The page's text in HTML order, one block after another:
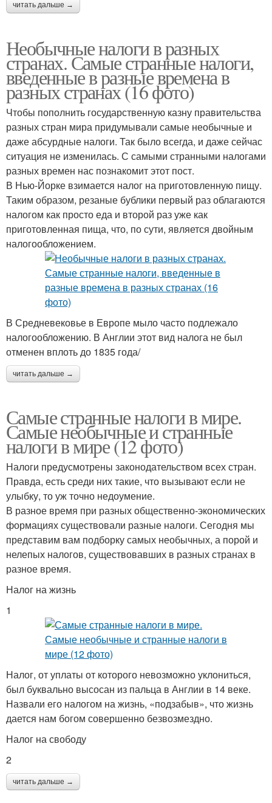
читать дальше →
Необычные налоги в разных
странах. Самые странные налоги,
введенные в разные времена в
разных странах (16 фото)
Чтобы пополнить государственную казну правительства
разных стран мира придумывали самые необычные и
даже абсурдные налоги. Так было всегда, и даже сейчас
ситуация не изменилась. С самыми странными налогами
разных времен нас познакомит этот пост.
В Нью-Йорке взимается налог на приготовленную пищу.
Таким образом, резаные бублики первый раз облагаются
налогом как просто еда и второй раз уже как
приготовленная пища, что, по сути, является двойным
налогообложением.
В Средневековье в Европе мыло часто подлежало
налогообложению. В Англии этот вид налога не был
отменен вплоть до 1835 года/
читать дальше →
Самые странные налоги в мире.
Самые необычные и странные
налоги в мире (12 фото)
Налоги предусмотрены законодательством всех стран.
Правда, есть среди них такие, что вызывают если не
улыбку, то уж точно недоумение.
В разное время при разных общественно-экономических
формациях существовали разные налоги. Сегодня мы
представим вам подборку самых необычных, а порой и
нелепых налогов, существовавших в разных странах в
разное время.
Налог на жизнь
1
Налог, от уплаты от которого невозможно уклониться,
был буквально высосан из пальца в Англии в 14 веке.
Назвали его налогом на жизнь, «подзабыв», что жизнь
дается нам богом совершенно безвозмездно.
Налог на свободу
2
читать дальше →